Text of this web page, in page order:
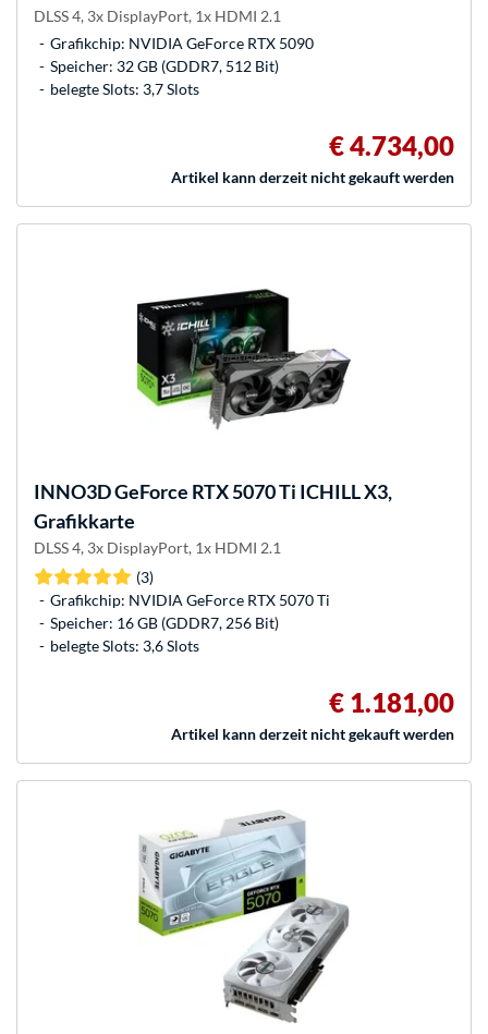
DLSS 4, 3x DisplayPort, 1x HDMI 2.1
Grafikchip: NVIDIA GeForce RTX 5090
Speicher: 32 GB (GDDR7, 512 Bit)
belegte Slots: 3,7 Slots
€ 4.734,00
Artikel kann derzeit nicht gekauft werden
INNO3DGeForce RTX 5070 Ti ICHILL X3,
Grafikkarte
DLSS 4, 3x DisplayPort, 1x HDMI 2.1
(3)
Grafikchip: NVIDIA GeForce RTX 5070 Ti
Speicher: 16 GB (GDDR7, 256 Bit)
belegte Slots: 3,6 Slots
€ 1.181,00
Artikel kann derzeit nicht gekauft werden